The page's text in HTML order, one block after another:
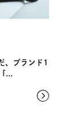
ンド1